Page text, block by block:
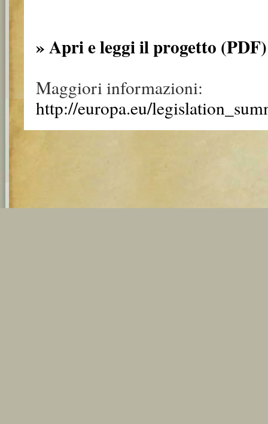
» Apri e leggi il progetto (PDF)
Maggiori informazioni:
http://europa.eu/